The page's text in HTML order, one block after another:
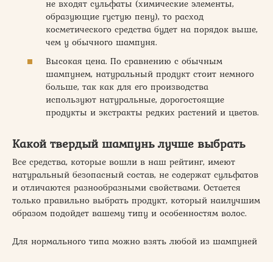
не входят сульфаты (химические элементы,
образующие густую пену), то расход
косметического средства будет на порядок выше,
чем у обычного шампуня.
Высокая цена. По сравнению с обычным
шампунем, натуральный продукт стоит немного
больше, так как для его производства
используют натуральные, дорогостоящие
продукты и экстракты редких растений и цветов.
Какой твердый шампунь лучше выбрать
Все средства, которые вошли в наш рейтинг, имеют
натуральный безопасный состав, не содержат сульфатов
и отличаются разнообразными свойствами. Остается
только правильно выбрать продукт, который наилучшим
образом подойдет вашему типу и особенностям волос.
Для нормального типа можно взять любой из шампуней